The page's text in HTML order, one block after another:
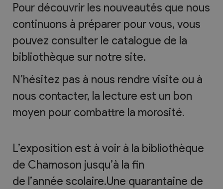
Pour découvrir les nouveautés que nous
continuons à préparer pour vous, vous
pouvez consulter le catalogue de la
bibliothèque sur notre site.
N’hésitez pas à nous rendre visite ou à
nous contacter, la lecture est un bon
moyen pour combattre la morosité.
L’exposition est à voir à la bibliothèque
de Chamoson jusqu’à la fin
de l’année scolaire.Une quarantaine de